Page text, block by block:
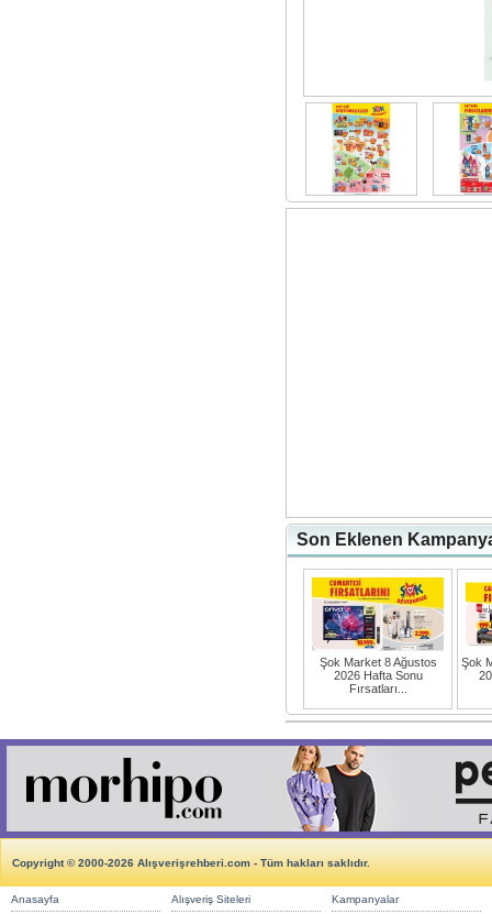
Son Eklenen
Şok Market 8 Ağustos
2026 Hafta Sonu
Fırsatları...
Şok
Copyright © 2000-2026 Alışverişrehberi.com - Tüm hakları saklıdır.
Anasayfa Alışveriş Siteleri Kampanyalar